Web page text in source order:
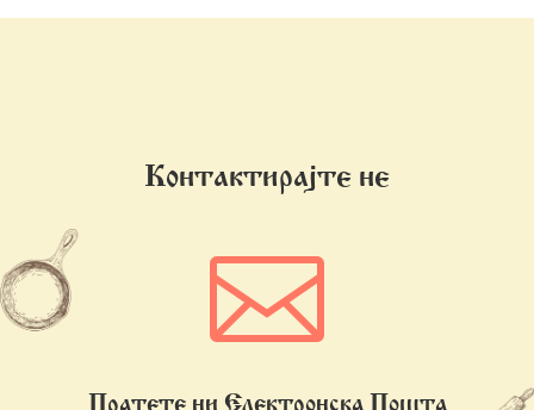
Контактираjте не

Пратете ни Електронска Пошта